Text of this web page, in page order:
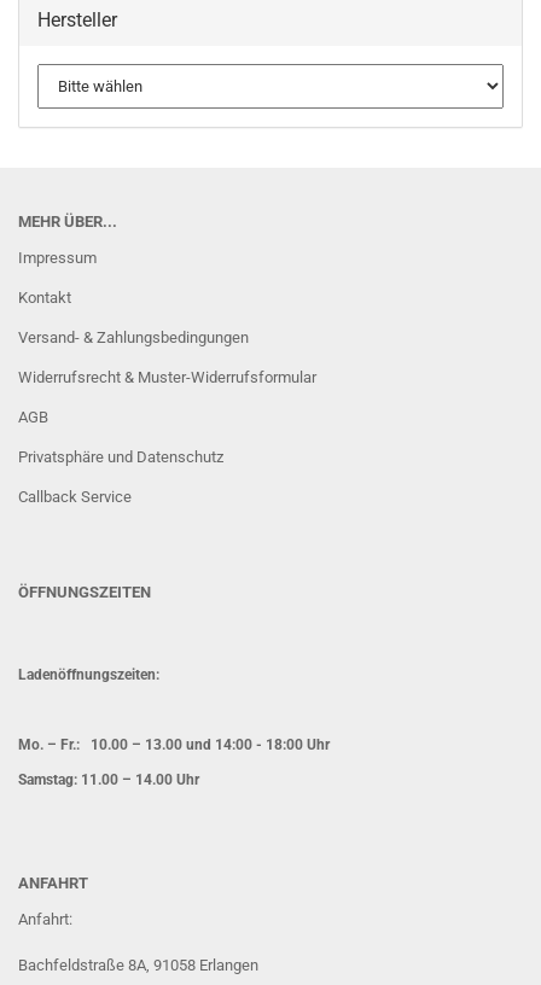
Hersteller
MEHR ÜBER...
Impressum
Kontakt
Versand- & Zahlungsbedingungen
Widerrufsrecht & Muster-Widerrufsformular
AGB
Privatsphäre und Datenschutz
Callback Service
ÖFFNUNGSZEITEN
Ladenöffnungszeiten:
Mo. – Fr.: 10.00 – 13.00 und 14:00 - 18:00 Uhr
Samstag: 11.00 – 14.00 Uhr
ANFAHRT
Anfahrt:
Bachfeldstraße 8A, 91058 Erlangen